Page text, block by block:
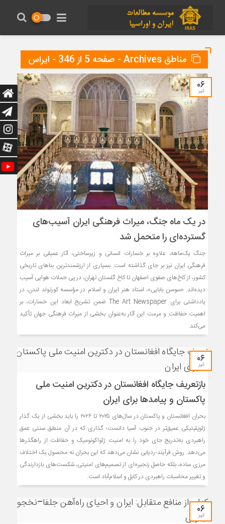
مناطق Archives - صفحه 5 از 346 - ایراس
۰۶
تیر
در یک ماه جنگ، میراث فرهنگی ایران آسیب‌های
گسترده‌ای را متحمل شد
جنگ یک‌ماهه، علاوه بر خسارات انسانی و زیرساختی، آثار عمیقی بر میراث
فرهنگی ایران نیز بر جای گذاشته است. بسیاری از ارزشمندترین بناهای تاریخی
کشور، از کاخ‌های صفوی اصفهان تا کاخ گلستان تهران، در پی حملات هوایی آسیب
دیده‌اند. «سوسن بابایی»، استاد هنر ایران و اسلام در مؤسسه کورتولد لندن، در
یادداشتی برای The Art Newspaper ضمن تشریح ابعاد این خسارات، بر
اهمیت حفاظت و مرمت این آثار به‌عنوان بخشی از میراث فرهنگی جهان تأکید
می‌کند.
۰۶
تیر
بازتعریف جایگاه افغانستان در دکترین امنیت ملی
پاکستان و پیامدها برای ایران
بحران افغانستان و پاکستان در سال‌های ۲۰۲۵ تا ۲۰۲۶ را باید بخشی از یک گذار
ژئوپلیتیکی عمیق‌تر در جنوب آسیا دانست؛ گذاری که در آن منطق سنتی عمق
راهبردی به‌تدریج جای خود را به امنیت ژئواکونومیک و حفاظت از راهگذرها
می‌دهد. روش فرآیند-ردیابی نشان می‌دهد که این بحران نه محصول یک اختلاف
مرزی ساده، بلکه حاصل زنجیره‌ای از تصمیم‌های امنیتی، شکست‌های بازدارندگی
و تغییر محاسبات راهبردی در کابل و اسلام‌آباد است.
۰۶
تیر